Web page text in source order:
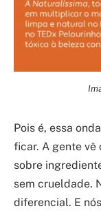
Pois é, essa
ficar. A gente vê
sobre
sem crueldade.
diferencial. E